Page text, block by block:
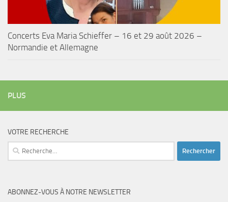
Concerts Eva Maria Schieffer – 16 et 29 août 2026 –
Normandie et Allemagne
PLUS
VOTRE RECHERCHE
Rechercher :
ABONNEZ-VOUS À NOTRE NEWSLETTER